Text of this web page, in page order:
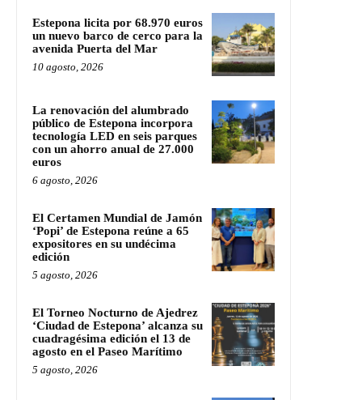
Estepona licita por 68.970 euros
un nuevo barco de cerco para la
avenida Puerta del Mar
10 agosto, 2026
La renovación del alumbrado
público de Estepona incorpora
tecnología LED en seis parques
con un ahorro anual de 27.000
euros
6 agosto, 2026
El Certamen Mundial de Jamón
‘Popi’ de Estepona reúne a 65
expositores en su undécima
edición
5 agosto, 2026
El Torneo Nocturno de Ajedrez
‘Ciudad de Estepona’ alcanza su
cuadragésima edición el 13 de
agosto en el Paseo Marítimo
5 agosto, 2026